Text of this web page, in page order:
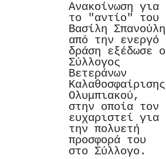
Ανακοίνωση για
το "αντίο" του
Βασίλη Σπανούλη
από την ενεργό
δράση εξέδωσε ο
Σύλλογος
Βετεράνων
Καλαθοσφαίρισης
Ολυμπιακού,
στην οποία τον
ευχαριστεί για
την πολυετή
προσφορά του
στο Σύλλογο.